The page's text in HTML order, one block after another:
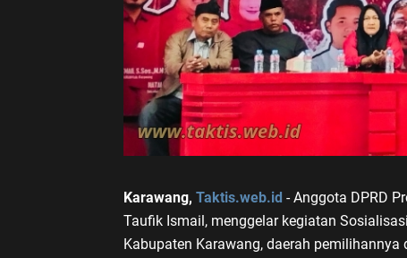
Karawang, Taktis.web.id - Anggota DPRD
Taufik Ismail, menggelar kegiatan
Kabupaten Karawang, daerah